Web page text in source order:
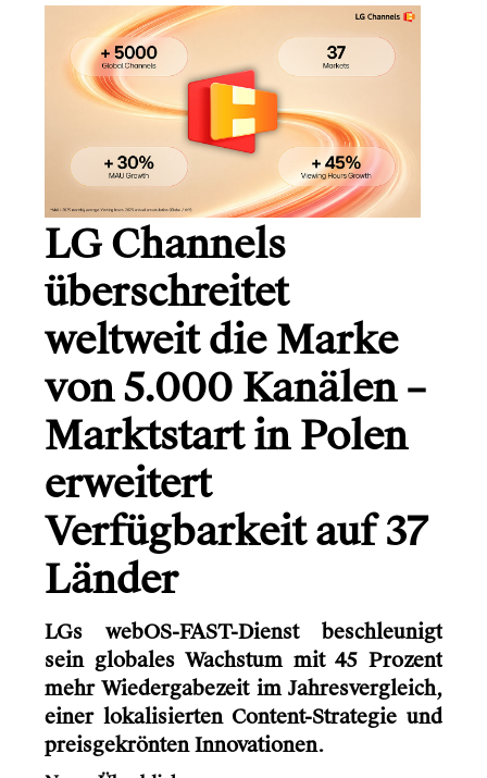
LG Channels
überschreitet
weltweit die Marke
von 5.000 Kanälen –
Marktstart in Polen
erweitert
Verfügbarkeit auf 37
Länder
LGs webOS-FAST-Dienst beschleunigt
sein globales Wachstum mit 45 Prozent
mehr Wiedergabezeit im Jahresvergleich,
einer lokalisierten Content-Strategie und
preisgekrönten Innovationen.